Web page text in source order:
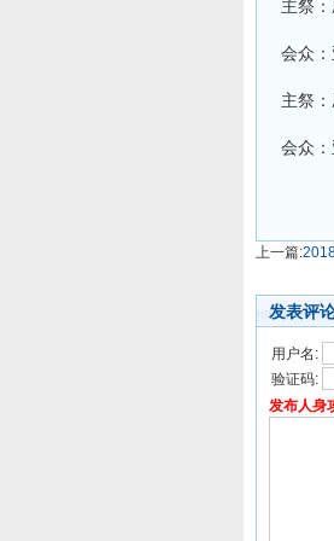
主祭
会众：
主祭
会众：
上一篇:
发表评
用户名:
验证码:
发布人身